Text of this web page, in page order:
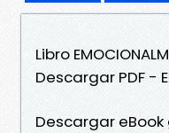
Libro
Descargar PDF -
Descargar